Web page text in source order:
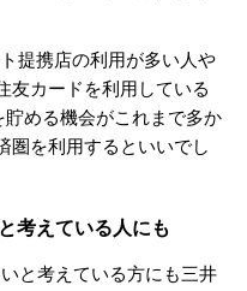
提携店の利用が多い人や
友カードを利用している
める機会がこれまで多か
圏を利用するといいでし
考えている人にも
と考えている方にも三井